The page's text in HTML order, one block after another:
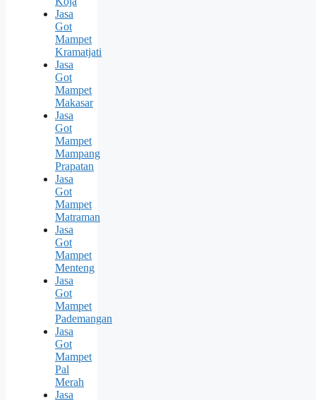
Jasa
Got
Mampet
Kramatjati
Jasa
Got
Mampet
Makasar
Jasa
Got
Mampet
Mampang
Prapatan
Jasa
Got
Mampet
Matraman
Jasa
Got
Mampet
Menteng
Jasa
Got
Mampet
Pademangan
Jasa
Got
Mampet
Pal
Merah
Jasa